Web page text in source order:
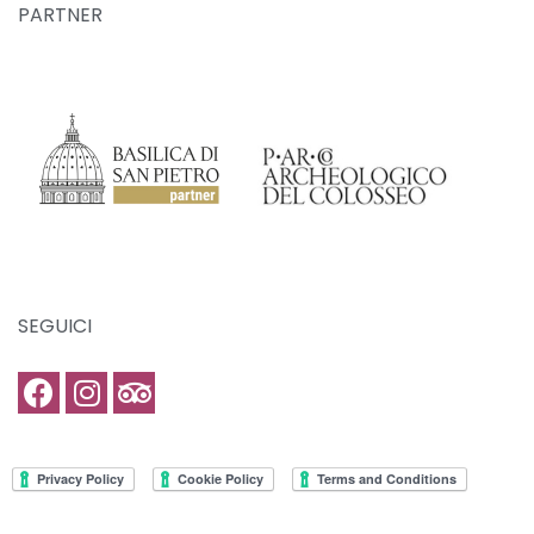
PARTNER
SEGUICI